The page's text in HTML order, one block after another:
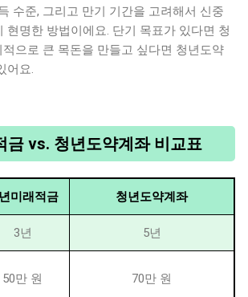
수준, 그리고 만기 기간을 고려해서 신중
현명한 방법이에요. 단기 목표가 있다면 청
적으로 큰 목돈을 만들고 싶다면 청년도약
어요.
vs. 청년도약계좌 비교표
미래적금 청년도약계좌
3년 5년
50만 원 70만 원